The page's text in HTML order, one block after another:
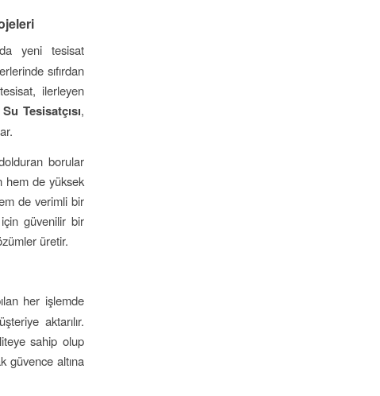
yeni tesisat
sıfırdan
ilerleyen
Tesisatçısı,
borular
hem de yüksek
de verimli bir
için güvenilir bir
üretir.
her işlemde
aktarılır.
sahip olup
güvence altına